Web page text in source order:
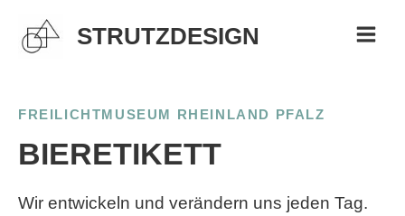
Inhalt
springen
STRUTZDESIGN
FREILICHTMUSEUM RHEINLAND PFALZ
BIERETIKETT
Wir entwickeln und verändern uns jeden Tag.